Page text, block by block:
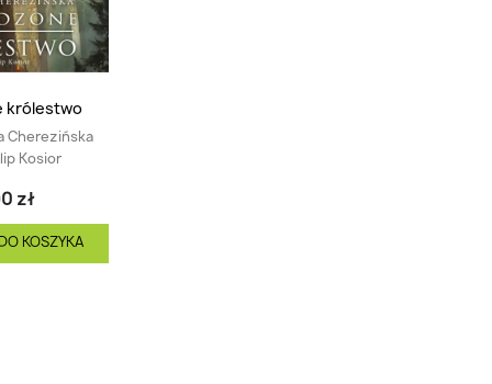
królestwo
Cherezińska
Kosior
zł
KOSZYKA